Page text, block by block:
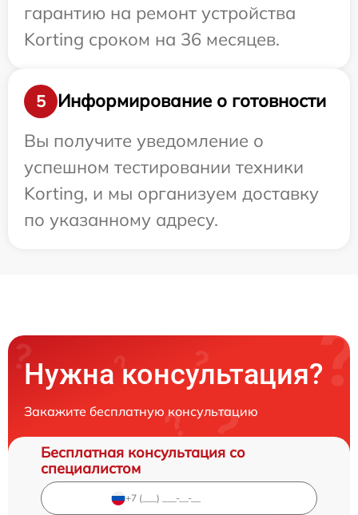
гарантию на ремонт устройства
Korting сроком на 36 месяцев.
5
Информирование о готовности
Вы получите уведомление о
успешном тестировании техники
Korting, и мы организуем доставку
по указанному адресу.
Нужна консультация?
Закажите бесплатную консультацию
Бесплатная консультация со
специалистом